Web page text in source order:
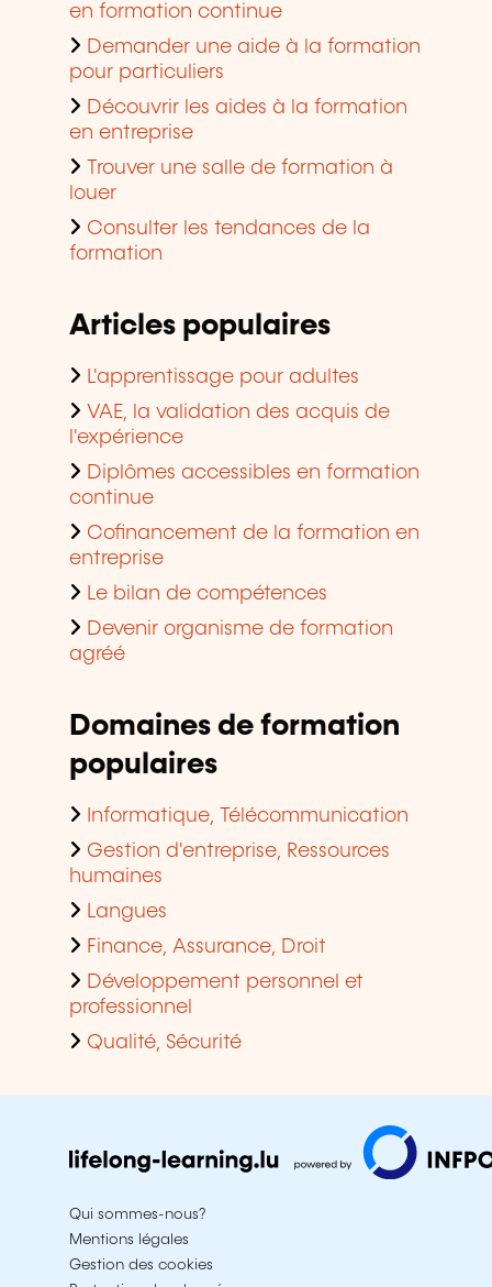
en formation continue
Demander une aide à la formation
pour particuliers
Découvrir les aides à la formation
en entreprise
Trouver une salle de formation à
louer
Consulter les tendances de la
formation
Articles populaires
L'apprentissage pour adultes
VAE, la validation des acquis de
l'expérience
Diplômes accessibles en formation
continue
Cofinancement de la formation en
entreprise
Le bilan de compétences
Devenir organisme de formation
agréé
Domaines de formation
populaires
Informatique, Télécommunication
Gestion d'entreprise, Ressources
humaines
Langues
Finance, Assurance, Droit
Développement personnel et
professionnel
Qualité, Sécurité
Qui sommes-nous?
Mentions légales
Gestion des cookies